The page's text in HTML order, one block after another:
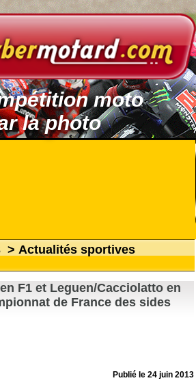
moto
la photo
> Actualités sportives
F1 et Leguen/Cacciolatto en
de France des sides
Publié le24 juin 2013